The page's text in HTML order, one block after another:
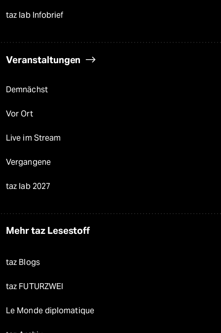
taz lab Infobrief
Veranstaltungen
Demnächst
Vor Ort
Live im Stream
Vergangene
taz lab 2027
Mehr taz Lesestoff
taz Blogs
taz FUTURZWEI
Le Monde diplomatique